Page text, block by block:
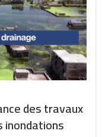
des travaux
inondations